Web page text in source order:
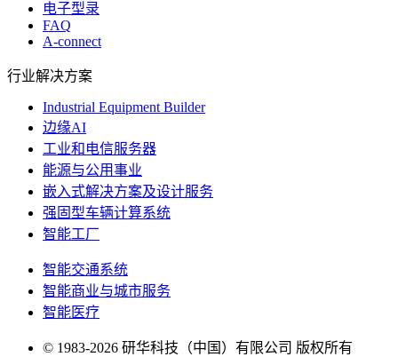
电子型录
FAQ
A-connect
行业解决方案
Industrial Equipment Builder
边缘AI
工业和电信服务器
能源与公用事业
嵌入式解决方案及设计服务
强固型车辆计算系统
智能工厂
智能交通系统
智能商业与城市服务
智能医疗
© 1983-2026 研华科技（中国）有限公司 版权所有